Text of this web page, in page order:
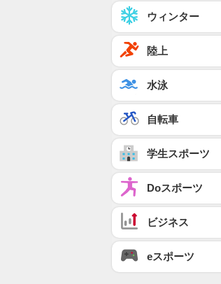
ウィンター
陸上
水泳
自転車
学生スポーツ
Doスポーツ
ビジネス
eスポーツ